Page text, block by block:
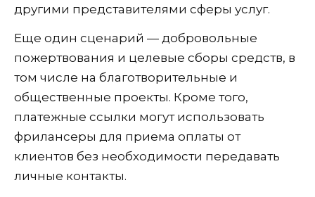
другими представителями сферы услуг.
Еще один сценарий — добровольные
пожертвования и целевые сборы средств, в
том числе на благотворительные и
общественные проекты. Кроме того,
платежные ссылки могут использовать
фрилансеры для приема оплаты от
клиентов без необходимости передавать
личные контакты.